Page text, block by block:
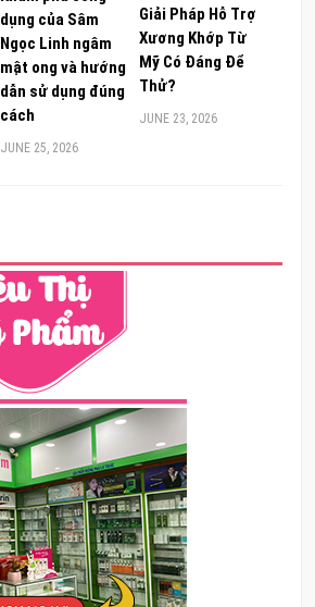
dụng của Sâm
Ngọc Linh ngâm
mật ong và hướng
dẫn sử dụng đúng
cách
JUNE 25, 2026
Giải Pháp Hỗ Trợ
Xương Khớp Từ
Mỹ Có Đáng Để
Thử?
JUNE 23, 2026